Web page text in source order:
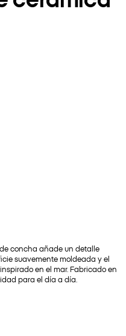
concha añade un detalle
suavemente moldeada y el
en el mar. Fabricado en
para el día a día.